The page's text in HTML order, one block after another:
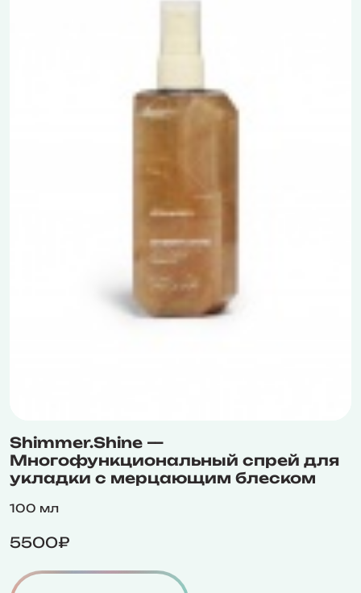
Shimmer.Shine —
Многофункциональный спрей для
укладки с мерцающим блеском
100 мл
5500₽